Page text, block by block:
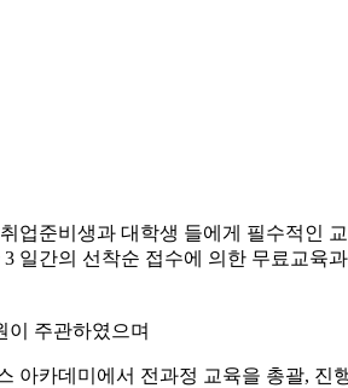
업준비생과 대학생 들에게 필수적인
일간의 선착순 접수에 의한 무료교육
이 주관하였으며
아카데미에서 전과정 교육을 총괄, 진